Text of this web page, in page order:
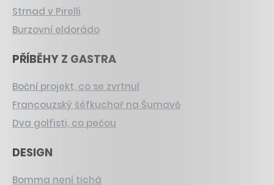
Strnad v Pirelli
Burzovní eldorádo
PŘÍBĚHY Z GASTRA
Boční projekt, co se zvrtnul
Francouzský šéfkuchař na Šumavě
Dva golfisti, co pečou
DESIGN
Bomma není tichá